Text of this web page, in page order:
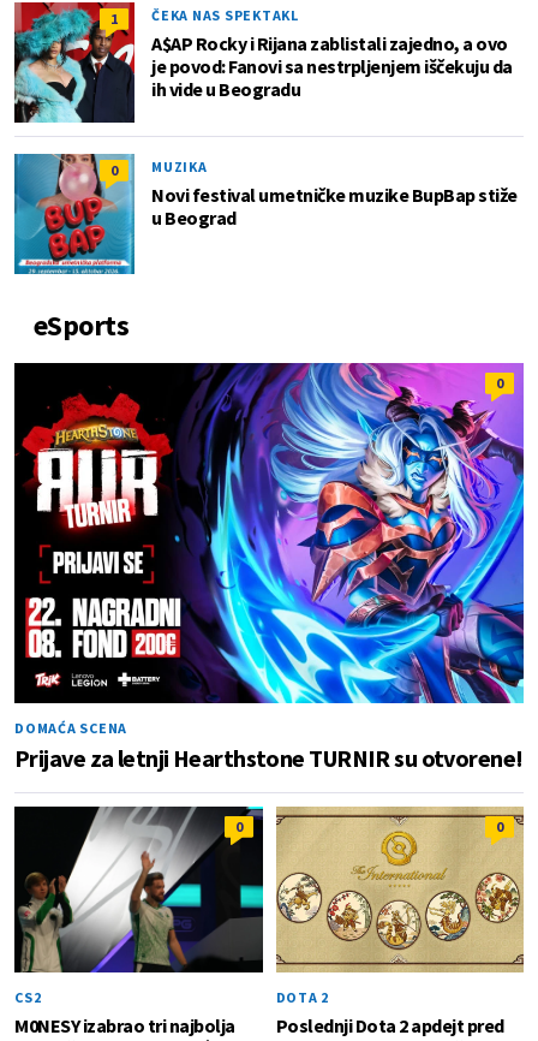
1 ČEKA NAS SPEKTAKL
A$AP Rocky i Rijana zablistali zajedno, a ovo
je povod: Fanovi sa nestrpljenjem iščekuju da
ih vide u Beogradu
0 MUZIKA
Novi festival umetničke muzike BupBap stiže
u Beograd
eSports
0
DOMAĆA SCENA
Prijave za letnji Hearthstone TURNIR su otvorene!
0
CS2
M0NESY izabrao tri najbolja
0
DOTA 2
Poslednji Dota 2 apdejt pred